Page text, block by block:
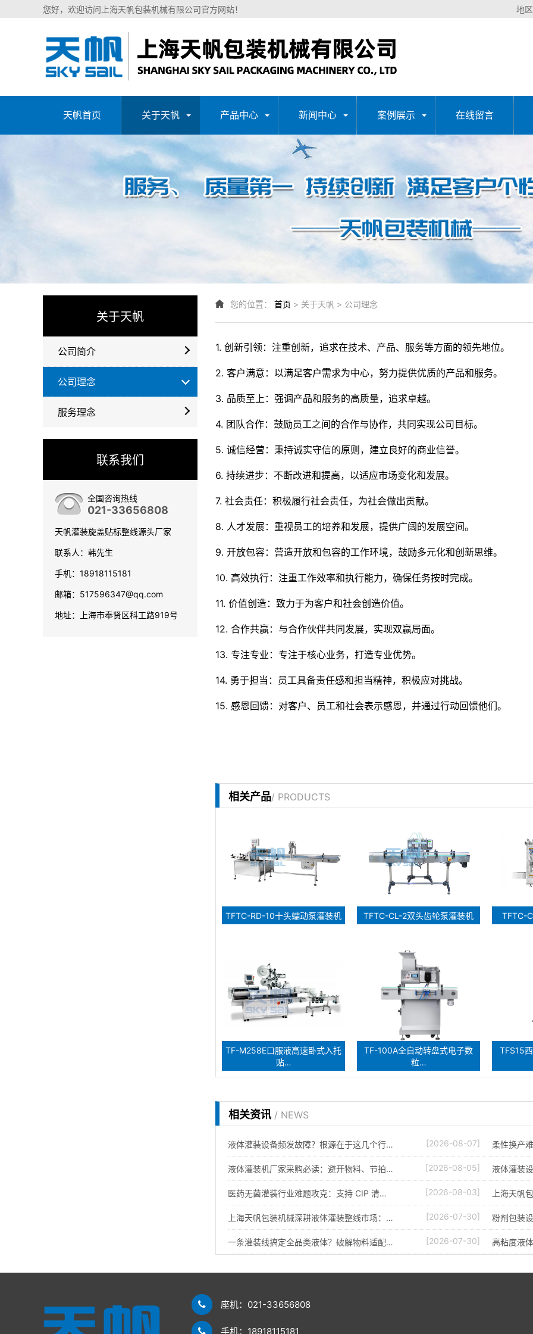
您好，欢迎访问上海天帆包装机械有限公司官方网站！ 地
天帆首页 关于天帆 产品中心 新闻中心 案例展示 在线留言
关于天帆
公司简介
公司理念
服务理念
联系我们
全国咨询热线
021-33656808
天帆灌装旋盖贴标整线源头厂家
联系人：韩先生
手机：18918115181
邮箱：517596347@qq.com
地址：上海市奉贤区科工路919号
您的位置： 首页 > 关于天帆 > 公司理念
1. 创新引领：注重创新，追求在技术、产品、服务等方面的领先地位。
2. 客户满意：以满足客户需求为中心，努力提供优质的产品和服务。
3. 品质至上：强调产品和服务的高质量，追求卓越。
4. 团队合作：鼓励员工之间的合作与协作，共同实现公司目标。
5. 诚信经营：秉持诚实守信的原则，建立良好的商业信誉。
6. 持续进步：不断改进和提高，以适应市场变化和发展。
7. 社会责任：积极履行社会责任，为社会做出贡献。
8. 人才发展：重视员工的培养和发展，提供广阔的发展空间。
9. 开放包容：营造开放和包容的工作环境，鼓励多元化和创新思维。
10. 高效执行：注重工作效率和执行能力，确保任务按时完成。
11. 价值创造：致力于为客户和社会创造价值。
12. 合作共赢：与合作伙伴共同发展，实现双赢局面。
13. 专注专业：专注于核心业务，打造专业优势。
14. 勇于担当：员工具备责任感和担当精神，积极应对挑战。
15. 感恩回馈：对客户、员工和社会表示感恩，并通过行动回馈他们。
相关产品/ PRODUCTS
TFTC-RD-10十头蠕动泵灌装机 TFTC-CL-2双头齿轮泵灌装机 TFTC-
TF-M258E口服液高速卧式入托
贴…
TF-100A全自动转盘式电子数
粒…
TFS15
相关资讯 / NEWS
液体灌装设备频发故障？根源在于这几个行… [2026-08-07] 柔性换产
液体灌装机厂家采购必读：避开物料、节拍… [2026-08-05] 液体灌装
医药无菌灌装行业难题攻克：支持 CIP 清… [2026-08-03] 上海天帆
上海天帆包装机械深耕液体灌装整线市场：… [2026-07-30] 粉剂包装
一条灌装线搞定全品类液体？破解物料适配… [2026-07-30] 高粘度液
座机：021-33656808
手机：18918115181